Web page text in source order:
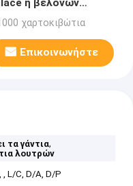
ή βελόνων
χαρτοκιβώτια
Επικοινωνήστε
τα γάντια,
λουτρών
L/C, D/A, D/P